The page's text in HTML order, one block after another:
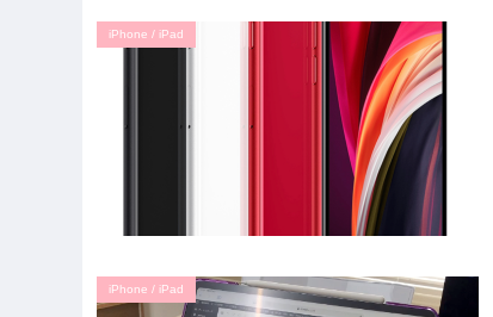
iPhone / iPad
iPhone / iPad